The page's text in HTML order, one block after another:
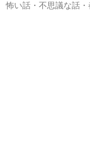
怖い話・不思議な話・